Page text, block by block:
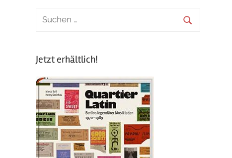
Jetzt erhältlich!